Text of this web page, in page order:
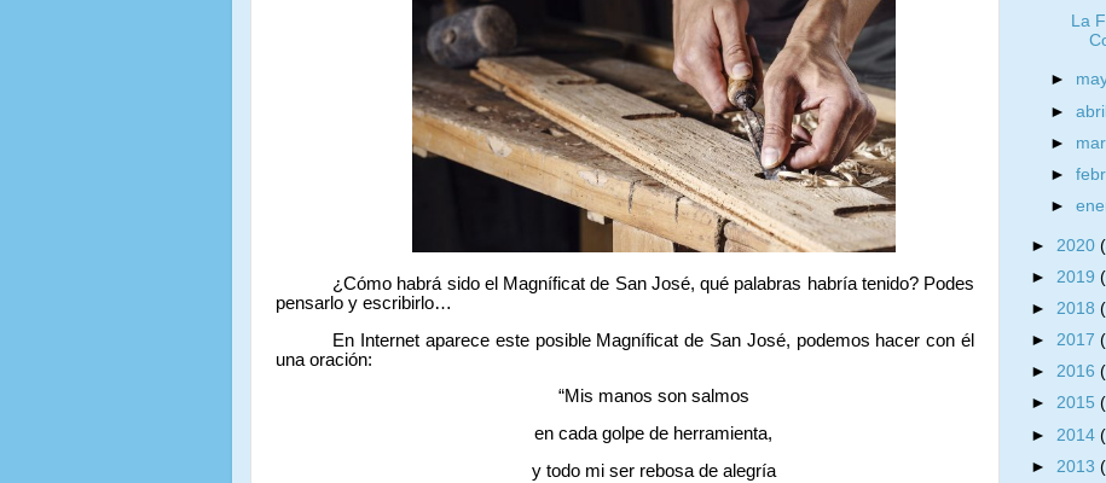
¿Cómo habrá sido el Magníficat de San José, qué palabras habría tenido? Podes
pensarlo y escribirlo…
En Internet aparece este posible Magníficat de San José, podemos hacer con él
una oración:
“Mis manos son salmos
en cada golpe de herramienta,
y todo mi ser rebosa de alegría
La
►
►
►
►
►
► 2020
► 2019
► 2018
► 2017
► 2016
► 2015
► 2014
► 2013